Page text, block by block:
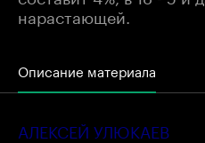
нарастающей.
Описание материала
АЛЕКСЕЙ УЛЮКАЕВ